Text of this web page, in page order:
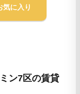
気に入り
ン7区の賃貸